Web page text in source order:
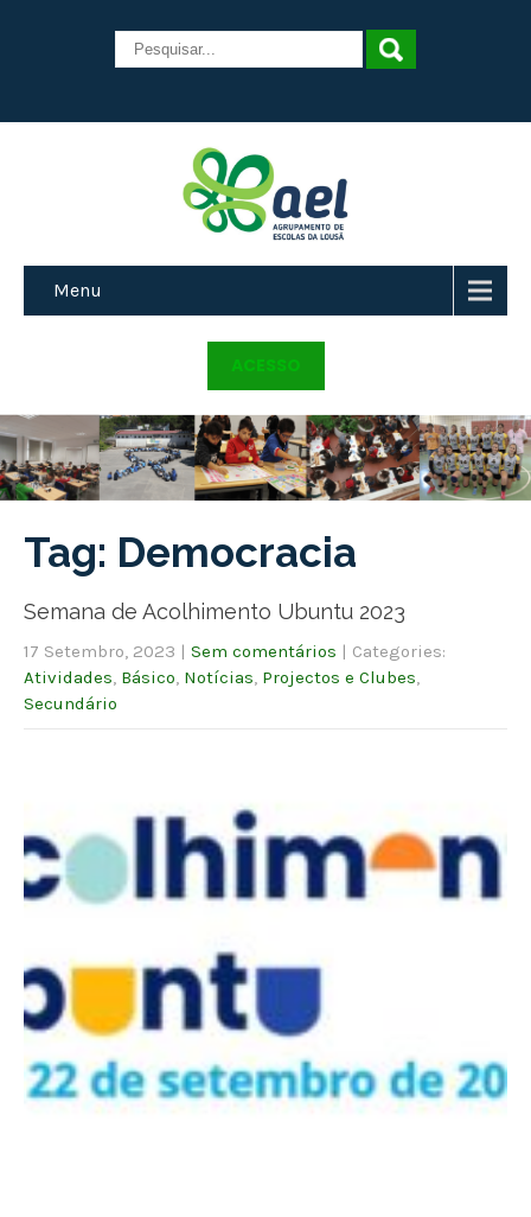
Menu
ACESSO
Tag: Democracia
Semana de Acolhimento Ubuntu 2023
17 Setembro, 2023 | Sem comentários | Categories:
Atividades Básico Notícias Projectos e Clubes
Secundário